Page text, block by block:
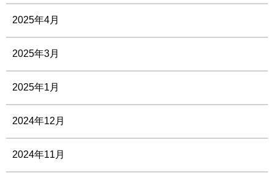
2025年4月
2025年3月
2025年1月
2024年12月
2024年11月